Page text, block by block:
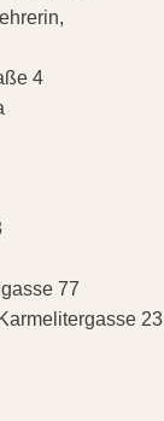
4
77
23